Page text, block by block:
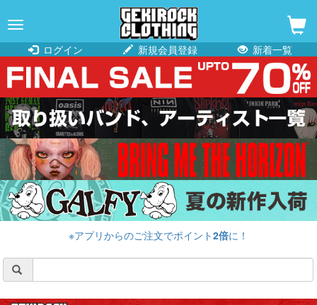
navigation
ログイン
新規会員登録 新着一覧
※アプリからのご注文でポイント2倍に！